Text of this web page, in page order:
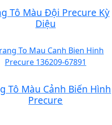
Tô Màu Đội Precure Kỳ
Diệu
Tô Màu Cảnh Biến Hình
Precure